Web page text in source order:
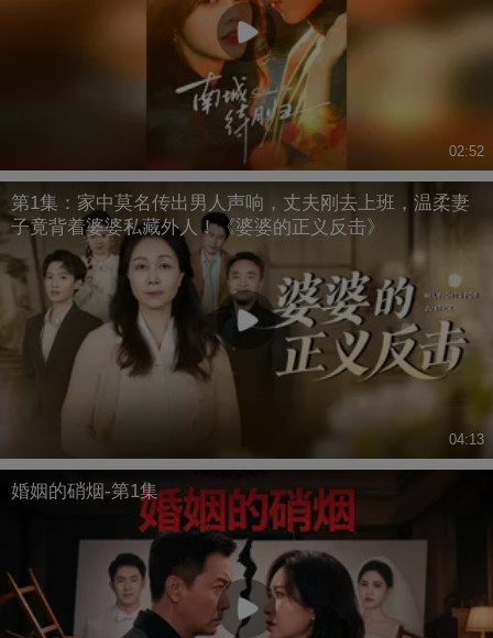
02:52
第1集：家中莫名传出男人声响，丈夫刚去上班，温柔妻
子竟背着婆婆私藏外人！《婆婆的正义反击》
04:13
婚姻的硝烟-第1集